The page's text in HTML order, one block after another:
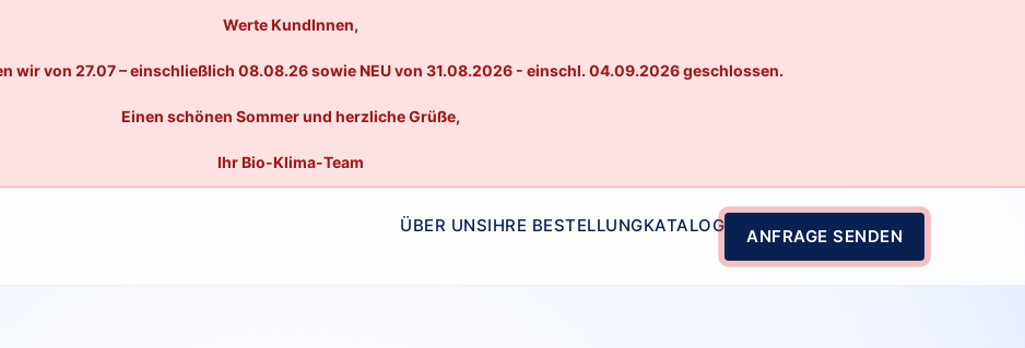
Werte KundInnen,
wir von 27.07 – einschließlich 08.08.26 sowie NEU von 31.08.2026 - einschl. 04.09.2026 geschlossen.
Einen schönen Sommer und herzliche Grüße,
Ihr Bio-Klima-Team
ÜBER UNSIHRE BESTELLUNGKATALOG
ANFRAGE SENDEN